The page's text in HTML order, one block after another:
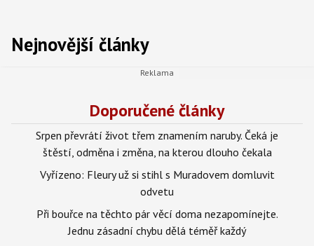
Nejnovější články
Doporučené články
Srpen převrátí život třem znamením naruby. Čeká je
štěstí, odměna i změna, na kterou dlouho čekala
Vyřízeno: Fleury už si stihl s Muradovem domluvit
odvetu
Při bouřce na těchto pár věcí doma nezapomínejte.
Jednu zásadní chybu dělá téměř každý